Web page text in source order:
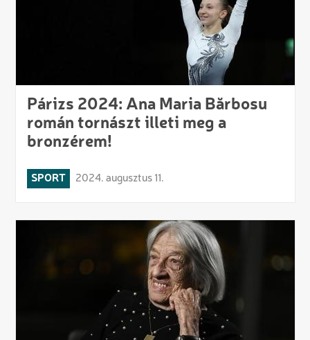
Párizs 2024: Ana Maria Bărbosu
román tornászt illeti meg a
bronzérem!
SPORT 2024. augusztus 11.